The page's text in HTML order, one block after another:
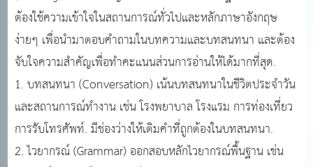
ต้องใช้ความเข้าใจในสถานการณ์ทั่วไปและหลักภาษาอังกฤษ
ง่ายๆ เพื่อนำมาตอบคำถามในบทความและบทสนทนา และต้อง
จับใจความสำคัญเพื่อทำคะแนนส่วนการอ่านให้ได้มากที่สุด.
1. บทสนทนา (Conversation) เน้นบทสนทนาในชีวิตประจำวัน
และสถานการณ์ทำงาน เช่น โรงพยาบาล โรงแรม การท่องเที่ยว
การรับโทรศัพท์. มีช่องว่างให้เติมคำที่ถูกต้องในบทสนทนา.
2. ไวยากรณ์ (Grammar) ออกสอบหลักไวยากรณ์พื้นฐาน เช่น